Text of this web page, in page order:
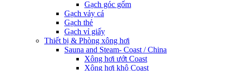
Gạch góc gốm
Gạch vảy cá
Gạch thẻ
Gạch vỉ giấy
Thiết bị & Phòng xông hơi
Sauna and Steam- Coast / China
Xông hơi ướt Coast
Xông hơi khô Coast